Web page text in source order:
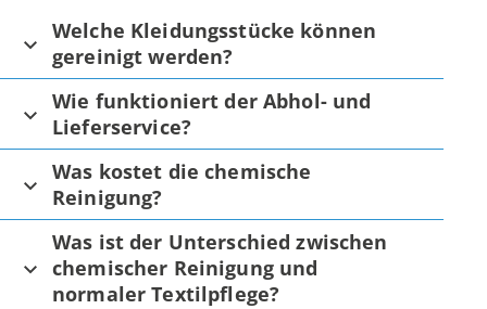
Welche Kleidungsstücke können
gereinigt werden?
Wie funktioniert der Abhol- und
Lieferservice?
Was kostet die chemische
Reinigung?
Was ist der Unterschied zwischen
chemischer Reinigung und
normaler Textilpflege?